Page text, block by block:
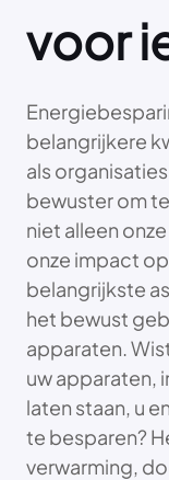
voor
belangrijkere
als
bewuster om
niet alleen
onze impact
belangrijkste
het bewust
apparaten.
uw apparaten,
laten staan, u
te besparen?
verwarming,